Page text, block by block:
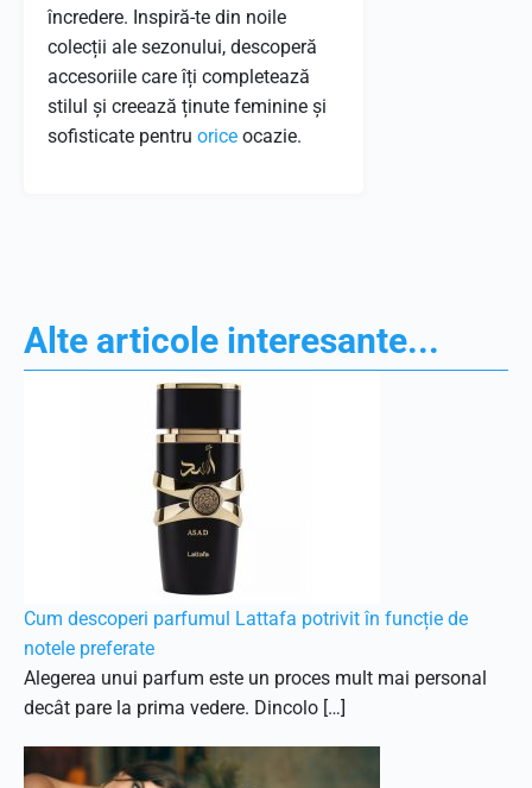
încredere. Inspiră-te din noile
colecții ale sezonului, descoperă
accesoriile care îți completează
stilul și creează ținute feminine și
sofisticate pentru orice ocazie.
Alte articole interesante...
Cum descoperi parfumul Lattafa potrivit în funcție de
notele preferate
Alegerea unui parfum este un proces mult mai personal
decât pare la prima vedere. Dincolo […]